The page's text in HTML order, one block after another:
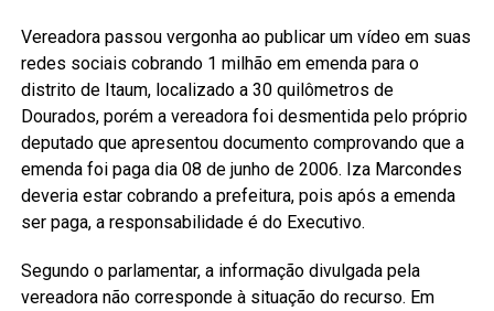
Vereadora passou vergonha ao publicar um vídeo em suas
redes sociais cobrando 1 milhão em emenda para o
distrito de Itaum, localizado a 30 quilômetros de
Dourados, porém a vereadora foi desmentida pelo próprio
deputado que apresentou documento comprovando que a
emenda foi paga dia 08 de junho de 2006. Iza Marcondes
deveria estar cobrando a prefeitura, pois após a emenda
ser paga, a responsabilidade é do Executivo.
Segundo o parlamentar, a informação divulgada pela
vereadora não corresponde à situação do recurso. Em